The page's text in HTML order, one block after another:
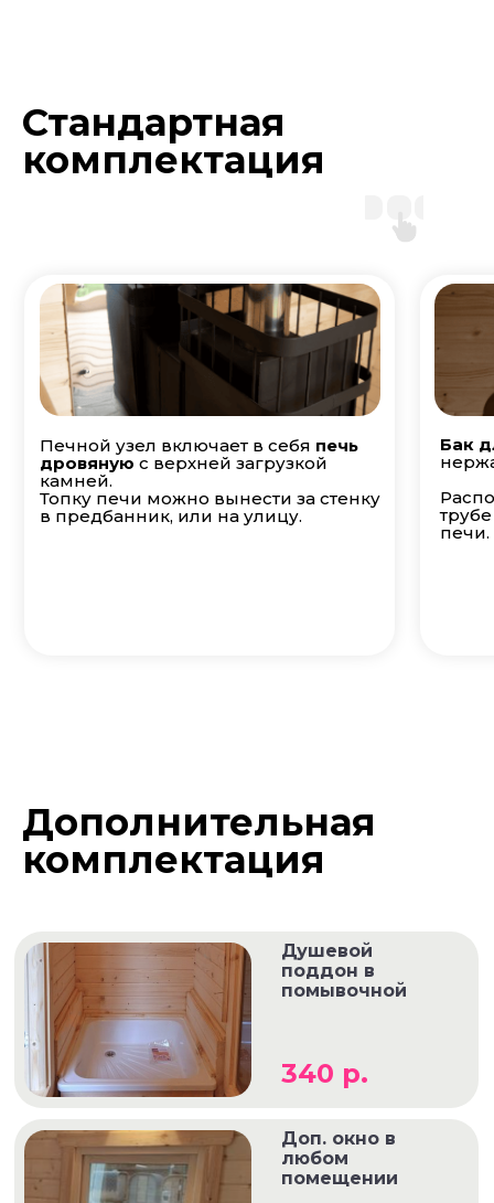
Стандартная
комплектация
Печной узел включает в себя печь
дровяную с верхней загрузкой
камней.
Топку печи можно вынести за стенку
в предбанник, или на улицу.
Бак
печи.
Дополнительная
комплектация
Доп. окно в
любом
помещении
340 р.
Душевой
поддон в
помывочной